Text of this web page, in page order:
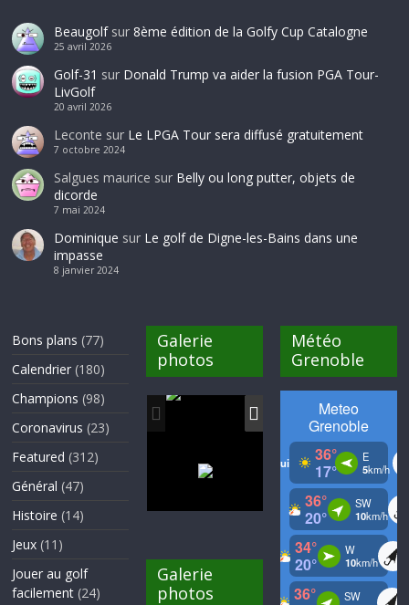
Beaugolfsur 8ème édition de la Golfy Cup Catalogne
25 avril 2026
Golf-31 sur Donald Trump va aider la fusion PGA Tour-
LivGolf
20 avril 2026
Leconte sur Le LPGA Tour sera diffusé gratuitement
7 octobre 2024
Salgues maurice sur Belly ou long putter, objets de
dicorde
7 mai 2024
Dominique sur Le golf de Digne-les-Bains dans une
impasse
8 janvier 2024
Bons plans (77)
Calendrier (180)
Champions (98)
Coronavirus (23)
Featured (312)
Général (47)
Histoire (14)
Jeux (11)
Jouer au golf
facilement (24)
Galerie
photos
Galerie
photos
Météo
Grenoble